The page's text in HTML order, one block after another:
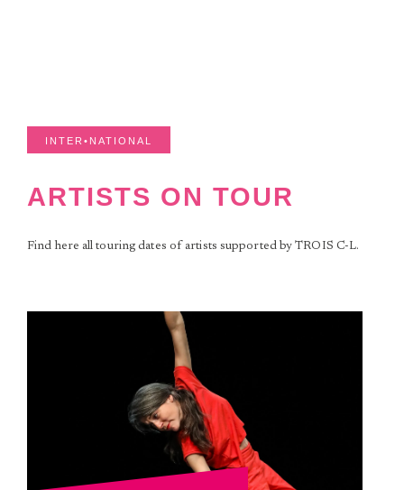
INTER•NATIONAL
ARTISTS ON TOUR
Find here all touring dates of artists supported by TROIS C-L.